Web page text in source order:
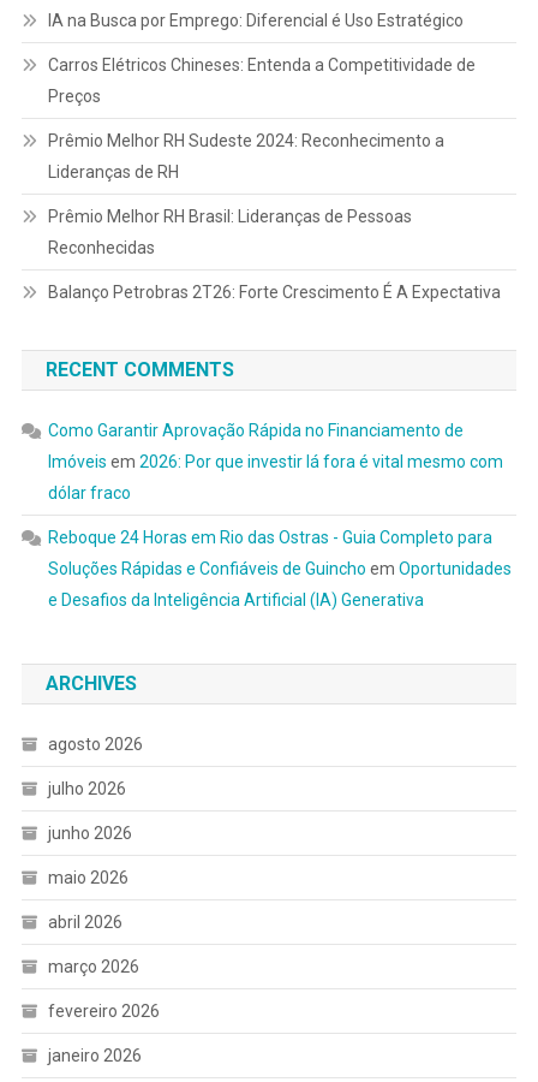
IA na Busca por Emprego: Diferencial é Uso Estratégico
Carros Elétricos Chineses: Entenda a Competitividade de
Preços
Prêmio Melhor RH Sudeste 2024: Reconhecimento a
Lideranças de RH
Prêmio Melhor RH Brasil: Lideranças de Pessoas
Reconhecidas
Balanço Petrobras 2T26: Forte Crescimento É A Expectativa
RECENT COMMENTS
Como Garantir Aprovação Rápida no Financiamento de
Imóveis em 2026: Por que investir lá fora é vital mesmo com
dólar fraco
Reboque 24 Horas em Rio das Ostras - Guia Completo para
Soluções Rápidas e Confiáveis de Guincho em Oportunidades
e Desafios da Inteligência Artificial (IA) Generativa
ARCHIVES
agosto 2026
julho 2026
junho 2026
maio 2026
abril 2026
março 2026
fevereiro 2026
janeiro 2026